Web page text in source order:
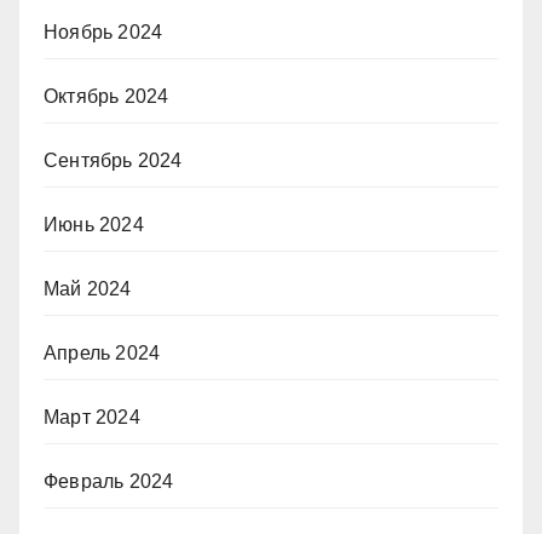
Ноябрь 2024
Октябрь 2024
Сентябрь 2024
Июнь 2024
Май 2024
Апрель 2024
Март 2024
Февраль 2024